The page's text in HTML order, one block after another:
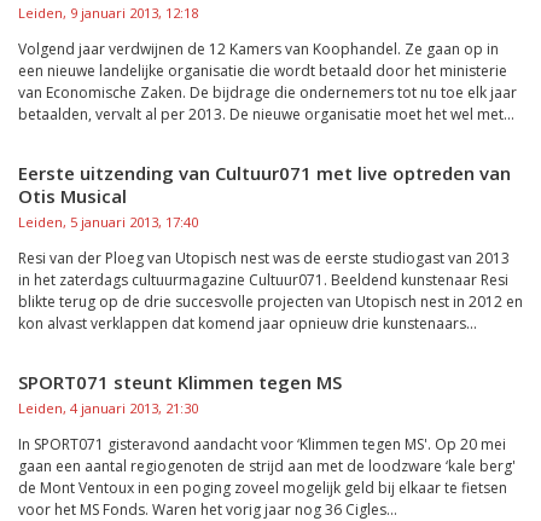
Leiden, 9 januari 2013, 12:18
Volgend jaar verdwijnen de 12 Kamers van Koophandel. Ze gaan op in
een nieuwe landelijke organisatie die wordt betaald door het ministerie
van Economische Zaken. De bijdrage die ondernemers tot nu toe elk jaar
betaalden, vervalt al per 2013. De nieuwe organisatie moet het wel met...
Eerste uitzending van Cultuur071 met live optreden van
Otis Musical
Leiden, 5 januari 2013, 17:40
Resi van der Ploeg van Utopisch nest was de eerste studiogast van 2013
in het zaterdags cultuurmagazine Cultuur071. Beeldend kunstenaar Resi
blikte terug op de drie succesvolle projecten van Utopisch nest in 2012 en
kon alvast verklappen dat komend jaar opnieuw drie kunstenaars...
SPORT071 steunt Klimmen tegen MS
Leiden, 4 januari 2013, 21:30
In SPORT071 gisteravond aandacht voor ‘Klimmen tegen MS'. Op 20 mei
gaan een aantal regiogenoten de strijd aan met de loodzware ‘kale berg'
de Mont Ventoux in een poging zoveel mogelijk geld bij elkaar te fietsen
voor het MS Fonds. Waren het vorig jaar nog 36 Cigles...